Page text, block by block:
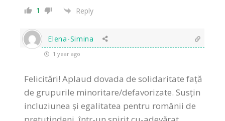
1 Reply
Elena-Simina
1 year ago
Felicitări! Aplaud dovada de solidaritate față
de grupurile minoritare/defavorizate. Susțin
incluziunea şi egalitatea pentru românii de